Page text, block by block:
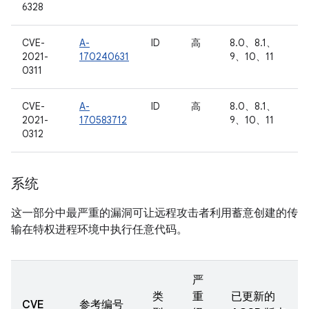
6328
CVE-
2021-
0311
A-
170240631
ID 高
8.0、8.1、
9、10、11
CVE-
2021-
0312
A-
170583712
ID 高
8.0、8.1、
9、10、11
系统
这一部分中最严重的漏洞可让远程攻击者利用蓄意创建的传
输在特权进程环境中执行任意代码。
CVE 参考编号
类
严
重
已更新的